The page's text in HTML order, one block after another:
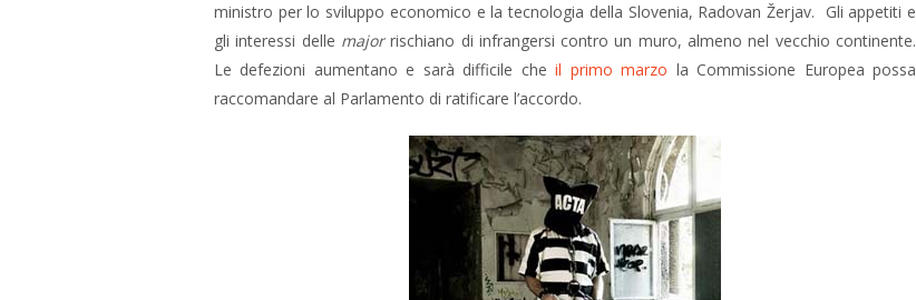
ministro per lo sviluppo economico e la tecnologia della Slovenia, Radovan Žerjav. Gli appetiti e
gli interessi delle majorrischiano di infrangersi contro un muro, almeno nel vecchio continente.
Le defezioni aumentano e sarà difficile cheil primo marzo la Commissione Europea possa
raccomandare al Parlamento di ratificare l’accordo.